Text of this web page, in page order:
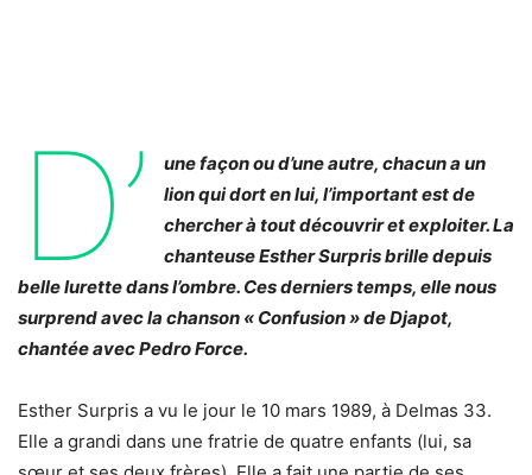
D’
une façon ou d’une autre, chacun a un
lion qui dort en lui, l’important est de
chercher à tout découvrir et exploiter. La
chanteuse Esther Surpris brille depuis
belle lurette dans l’ombre. Ces derniers temps, elle nous
surprend avec la chanson « Confusion » de Djapot,
chantée avec Pedro Force.
Esther Surpris a vu le jour le 10 mars 1989, à Delmas 33.
Elle a grandi dans une fratrie de quatre enfants (lui, sa